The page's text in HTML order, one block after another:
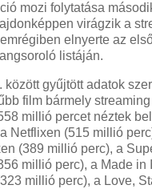
mozi folytatása
virágzik a
elnyerte az
listáján.
között gyűjtött adatok
film bármely
millió percet néztek
Netflixen (515 millió
(389 millió perc), a
millió perc), a Made in
millió perc), a Love,